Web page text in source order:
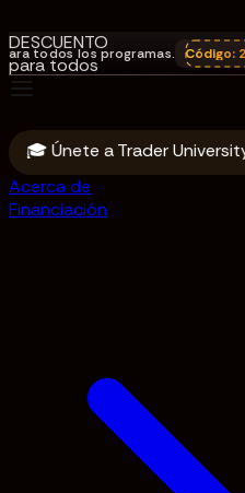
DESCUENTO
para todos
Código:
250M
los programas. Código: 250M
🎓 Únete a Trader University
Acerca de
Financiación